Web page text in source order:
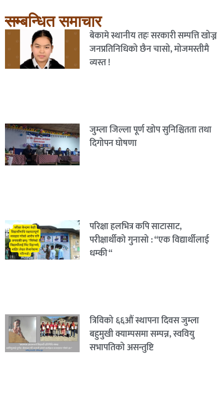
सम्बन्धित समाचार
बेकामे स्थानीय तहः सरकारी सम्पत्ति खोज्न
जनप्रतिनिधिको छैन चासो, मोजमस्तीमै
व्यस्त !
जुम्ला जिल्ला पूर्ण खोप सुनिश्चितता तथा
दिगोपन घोषणा
परिक्षा हलभित्र कपि साटासाट,
परीक्षार्थीको गुनासो : “एक विद्यार्थीलाई
धम्की “
त्रिविको ६६औं स्थापना दिवस जुम्ला
बहुमुखी क्याम्पसमा सम्पन्न, स्ववियु
सभापतिको असन्तुष्टि